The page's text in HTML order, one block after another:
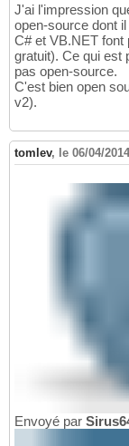
J'ai l'impression
open-source dont
C# et VB.NET font
gratuit). Ce qui est
pas open-source.
C'est bien open
v2).
tomlev, le 06/04/
Envoyé par